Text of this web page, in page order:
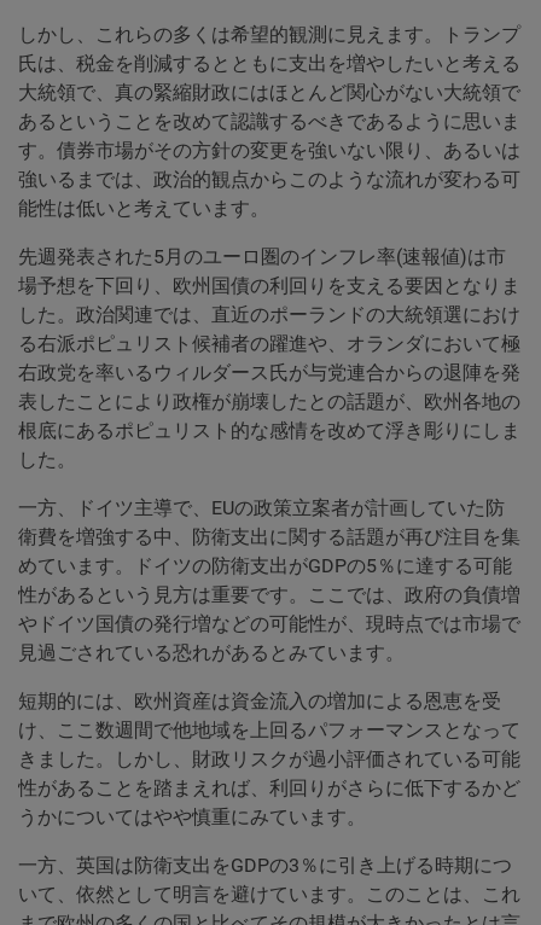
しかし、これらの多くは希望的観測に見えます。トランプ
氏は、税金を削減するとともに支出を増やしたいと考える
大統領で、真の緊縮財政にはほとんど関心がない大統領で
あるということを改めて認識するべきであるように思いま
す。債券市場がその方針の変更を強いない限り、あるいは
強いるまでは、政治的観点からこのような流れが変わる可
能性は低いと考えています。
先週発表された5月のユーロ圏のインフレ率(速報値)は市
場予想を下回り、欧州国債の利回りを支える要因となりま
した。政治関連では、直近のポーランドの大統領選におけ
る右派ポピュリスト候補者の躍進や、オランダにおいて極
右政党を率いるウィルダース氏が与党連合からの退陣を発
表したことにより政権が崩壊したとの話題が、欧州各地の
根底にあるポピュリスト的な感情を改めて浮き彫りにしま
した。
一方、ドイツ主導で、EUの政策立案者が計画していた防
衛費を増強する中、防衛支出に関する話題が再び注目を集
めています。ドイツの防衛支出がGDPの5％に達する可能
性があるという見方は重要です。ここでは、政府の負債増
やドイツ国債の発行増などの可能性が、現時点では市場で
見過ごされている恐れがあるとみています。
短期的には、欧州資産は資金流入の増加による恩恵を受
け、ここ数週間で他地域を上回るパフォーマンスとなって
きました。しかし、財政リスクが過小評価されている可能
性があることを踏まえれば、利回りがさらに低下するかど
うかについてはやや慎重にみています。
一方、英国は防衛支出をGDPの3％に引き上げる時期につ
いて、依然として明言を避けています。このことは、これ